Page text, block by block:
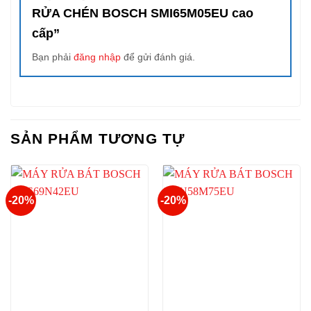
RỬA CHÉN BOSCH SMI65M05EU cao
cấp”
Bạn phải đăng nhập để gửi đánh giá.
SẢN PHẨM TƯƠNG TỰ
-20% -20%